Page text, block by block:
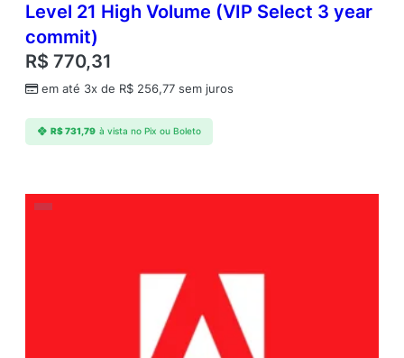
Level 21 High Volume (VIP Select 3 year
commit)
R$ 770,31
em até 3x de R$ 256,77 sem juros
R$731,79 à vista no Pix ou Boleto